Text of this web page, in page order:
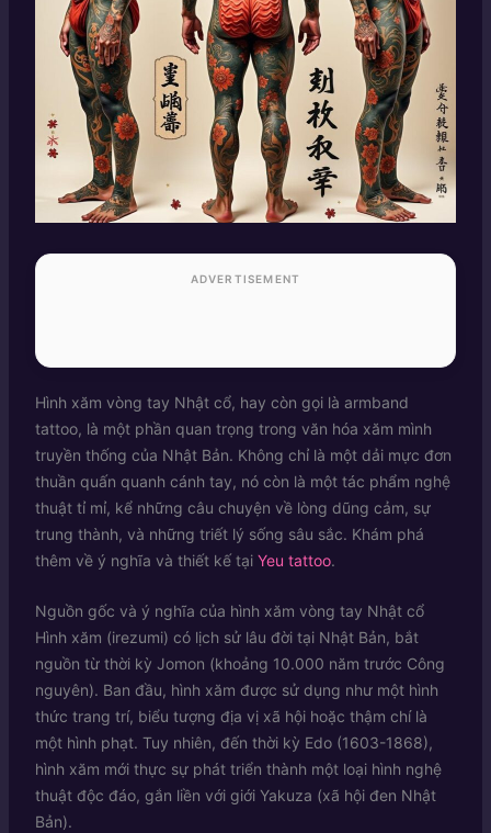
ADVERTISEMENT
Hình xăm vòng tay Nhật cổ, hay còn gọi là armband
tattoo, là một phần quan trọng trong văn hóa xăm mình
truyền thống của Nhật Bản. Không chỉ là một dải mực đơn
thuần quấn quanh cánh tay, nó còn là một tác phẩm nghệ
thuật tỉ mỉ, kể những câu chuyện về lòng dũng cảm, sự
trung thành, và những triết lý sống sâu sắc. Khám phá
thêm về ý nghĩa và thiết kế tại Yeu tattoo.
Nguồn gốc và ý nghĩa của hình xăm vòng tay Nhật cổ
Hình xăm (irezumi) có lịch sử lâu đời tại Nhật Bản, bắt
nguồn từ thời kỳ Jomon (khoảng 10.000 năm trước Công
nguyên). Ban đầu, hình xăm được sử dụng như một hình
thức trang trí, biểu tượng địa vị xã hội hoặc thậm chí là
một hình phạt. Tuy nhiên, đến thời kỳ Edo (1603-1868),
hình xăm mới thực sự phát triển thành một loại hình nghệ
thuật độc đáo, gắn liền với giới Yakuza (xã hội đen Nhật
Bản).